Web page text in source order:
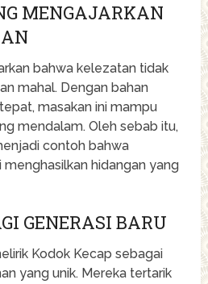
MENGAJARKAN
bahwa kelezatan tidak
mahal. Dengan bahan
masakan ini mampu
mendalam. Oleh sebab itu,
contoh bahwa
hidangan yang
GENERASI BARU
Kodok Kecap sebagai
yang unik. Mereka tertarik